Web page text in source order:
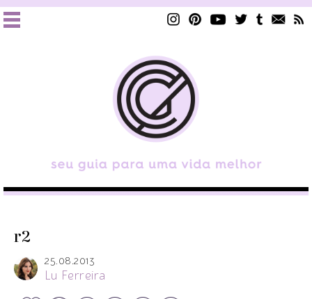
r2
25.08.2013
Lu Ferreira